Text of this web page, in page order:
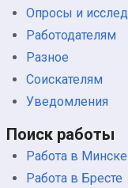
Опросы и
Работодателям
Разное
Соискателям
Уведомления
Поиск работы
Работа в Минске
Работа в Бресте